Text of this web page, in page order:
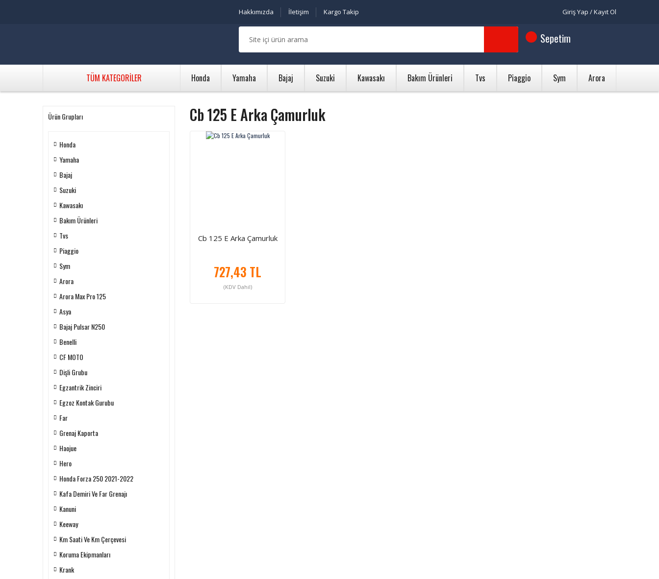
Hakkımızda İletişim Kargo Takip Giriş Yap / Kayıt Ol
Sepetim
TÜM KATEGORİLER Honda Yamaha Bajaj Suzuki Kawasakı Bakım Ürünleri Tvs Piaggio Sym Arora
Ürün Grupları
Honda
Yamaha
Bajaj
Suzuki
Kawasakı
Bakım Ürünleri
Tvs
Piaggio
Sym
Arora
Arora Max Pro 125
Asya
Bajaj Pulsar N250
Benelli
CF MOTO
Dişli Grubu
Egzantrik Zinciri
Egzoz Kontak Gurubu
Far
Grenaj Kaporta
Haojue
Hero
Honda Forza 250 2021-2022
Kafa Demiri Ve Far Grenajı
Kanuni
Keeway
Km Saati Ve Km Çerçevesi
Koruma Ekipmanları
Krank
Cb 125 E Arka Çamurluk
Cb 125 E Arka Çamurluk
727,43 TL
(KDV Dahil)